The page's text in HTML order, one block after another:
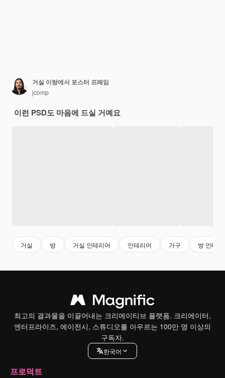
거실 이랑에서 포스터 프레임
jcomp
이런 PSD도 마음에 드실 거예요
거실 방 거실 인테리어 인테리어 가구 방 인테리
최고의 결과물을 이끌어내는 크리에이티브 플랫폼. 크리에이터,
엔터프라이즈, 에이전시, 스튜디오를 아우르는 100만 명 이상의
구독자.
한국어
프로덕트